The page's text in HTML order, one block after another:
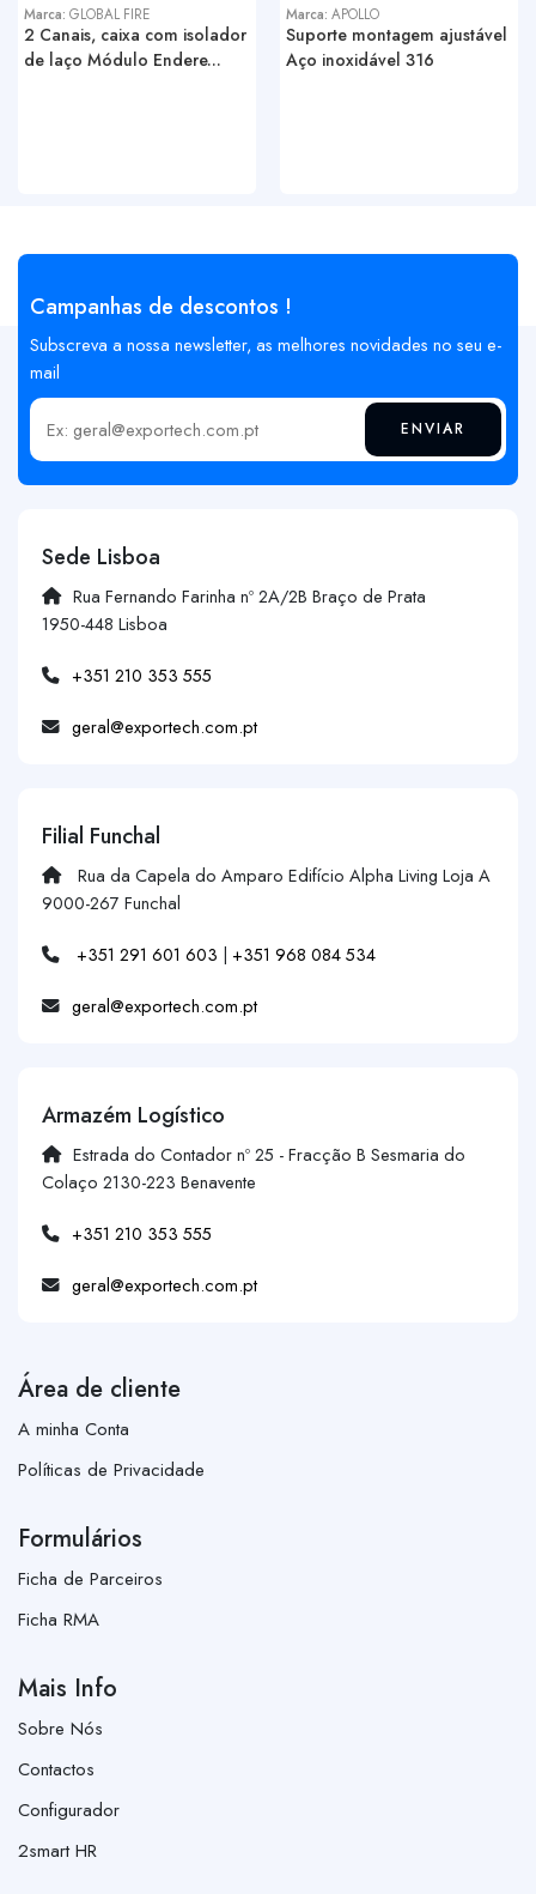
Marca: GLOBAL FIRE
2 Canais, caixa com isolador
de laço Módulo Endere...
Marca: APOLLO
Suporte montagem ajustável
Aço inoxidável 316
Campanhas de descontos !
Subscreva a nossa newsletter, as melhores novidades no seu e-
mail
Insira o seu email ENVIAR
Sede Lisboa
Rua Fernando Farinha nº 2A/2B Braço de Prata
1950-448 Lisboa
+351 210 353 555
geral@exportech.com.pt
Filial Funchal
Rua da Capela do Amparo Edifício Alpha Living Loja A
9000-267 Funchal
+351 291 601 603 | +351 968 084 534
geral@exportech.com.pt
Armazém Logístico
Estrada do Contador nº 25 - Fracção B Sesmaria do
Colaço 2130-223 Benavente
+351 210 353 555
geral@exportech.com.pt
Área de cliente
A minha Conta
Políticas de Privacidade
Formulários
Ficha de Parceiros
Ficha RMA
Mais Info
Sobre Nós
Contactos
Configurador
2smart HR